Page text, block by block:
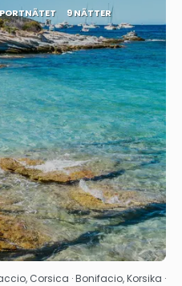
9 NÄTTER
Corsica · Bonifacio, Korsika ·